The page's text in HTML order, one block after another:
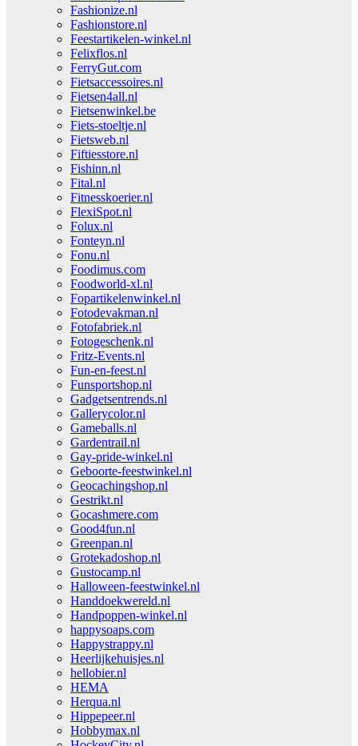
Fashionize.nl
Fashionstore.nl
Feestartikelen-winkel.nl
Felixflos.nl
FerryGut.com
Fietsaccessoires.nl
Fietsen4all.nl
Fietsenwinkel.be
Fiets-stoeltje.nl
Fietsweb.nl
Fiftiesstore.nl
Fishinn.nl
Fital.nl
Fitnesskoerier.nl
FlexiSpot.nl
Folux.nl
Fonteyn.nl
Fonu.nl
Foodimus.com
Foodworld-xl.nl
Fopartikelenwinkel.nl
Fotodevakman.nl
Fotofabriek.nl
Fotogeschenk.nl
Fritz-Events.nl
Fun-en-feest.nl
Funsportshop.nl
Gadgetsentrends.nl
Gallerycolor.nl
Gameballs.nl
Gardentrail.nl
Gay-pride-winkel.nl
Geboorte-feestwinkel.nl
Geocachingshop.nl
Gestrikt.nl
Gocashmere.com
Good4fun.nl
Greenpan.nl
Grotekadoshop.nl
Gustocamp.nl
Halloween-feestwinkel.nl
Handdoekwereld.nl
Handpoppen-winkel.nl
happysoaps.com
Happystrappy.nl
Heerlijkehuisjes.nl
hellobier.nl
HEMA
Herqua.nl
Hippepeer.nl
Hobbymax.nl